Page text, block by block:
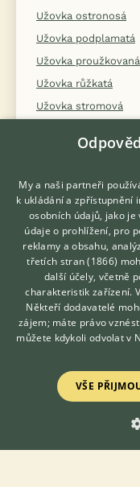
Užovka ostronosá
Užovka podplamatá
Užovka proužkovaná
Užovka růžkatá
Užovka stromová
Užovka zelená
Varan ostnoocasý
Varan skvrnitý
Varan smaragdový
Varan stepní
Žebrovník Waltlův
Želva bahenní
Želva hvězdnatá
Želva ostruhatá
Želva ozdobná
My a naši partneři
k ukládání a zpřístupnění
osobních údajů, jako
údaje o prohlížení, pro
reklamy a obsahu,
třetích stran (1866)
další účely, včetně
charakteristik zařízení.
Někteří dodavatelé
zájem; máte právo
můžete kdykoli odvolat v
VŠE